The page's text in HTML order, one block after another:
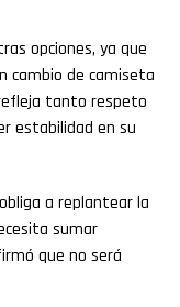
opciones, ya que
cambio de camiseta
tanto respeto
estabilidad en su
a replantear la
sumar
que no será